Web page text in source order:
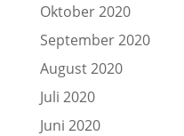
Oktober 2020
September 2020
August 2020
Juli 2020
Juni 2020